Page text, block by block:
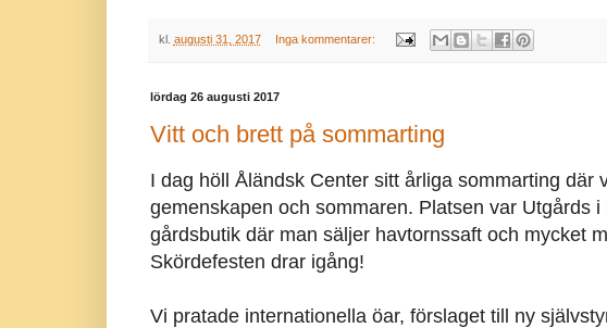
kl. augusti 31, 2017 Inga kommentarer:
lördag 26 augusti 2017
Vitt och brett på sommarting
I dag höll Åländsk Center sitt årliga sommarting där
gemenskapen och sommaren. Platsen var Utgårds
gårdsbutik där man säljer havtornssaft och mycket
Skördefesten drar igång!
Vi pratade internationella öar, förslaget till ny